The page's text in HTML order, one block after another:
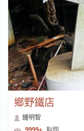
鄉野鐵店
鍾明智